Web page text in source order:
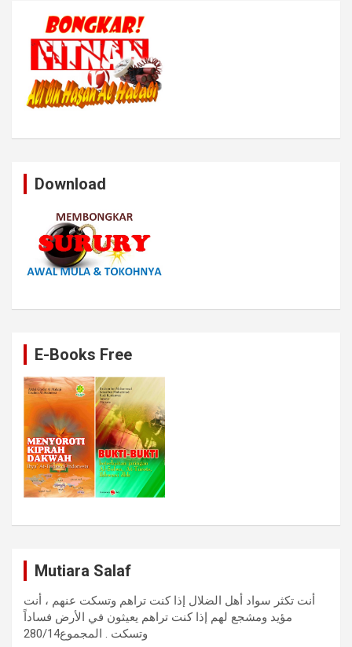
Download
E-Books Free
Mutiara Salaf
أنت تكثر سواد أهل الضلال إذا كنت تراهم وتسكت عنهم ، أنت
مؤيد ومشجع لهم إذا كنت تراهم يعيثون في الأرض فساداً
وتسكت . المجموع280/14